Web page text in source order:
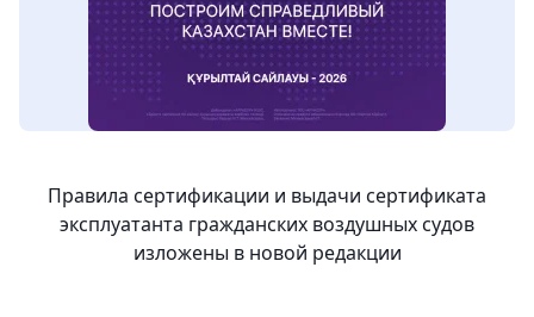
Правила сертификации и выдачи сертификата
эксплуатанта гражданских воздушных судов
изложены в новой редакции